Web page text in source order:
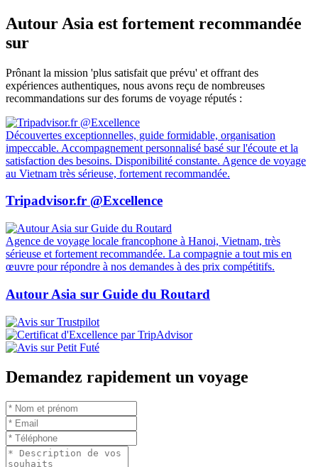
Autour Asia est fortement recommandée
sur
Prônant la mission 'plus satisfait que prévu' et offrant des
expériences authentiques, nous avons reçu de nombreuses
recommandations sur des forums de voyage réputés :
Découvertes exceptionnelles, guide formidable, organisation
impeccable. Accompagnement personnalisé basé sur l'écoute et la
satisfaction des besoins. Disponibilité constante. Agence de voyage
au Vietnam très sérieuse, fortement recommandée.
Tripadvisor.fr @Excellence
Agence de voyage locale francophone à Hanoi, Vietnam, très
sérieuse et fortement recommandée. La compagnie a tout mis en
œuvre pour répondre à nos demandes à des prix compétitifs.
Autour Asia sur Guide du Routard
Demandez rapidement un voyage